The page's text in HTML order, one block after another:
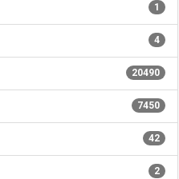
1
4
20490
7450
42
2